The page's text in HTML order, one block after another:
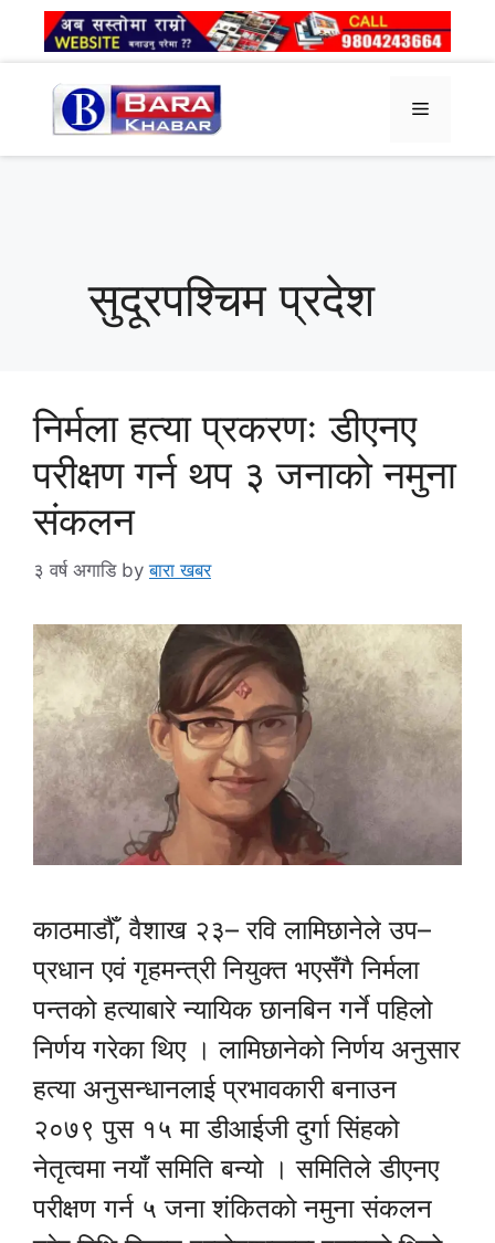
Menu
सुदूरपश्चिम प्रदेश
निर्मला हत्या प्रकरणः डीएनए
परीक्षण गर्न थप ३ जनाको नमुना
संकलन
३ वर्ष अगाडि byबारा खबर
काठमाडौँ, वैशाख २३– रवि लामिछानेले उप–
प्रधान एवं गृहमन्त्री नियुक्त भएसँगै निर्मला
पन्तको हत्याबारे न्यायिक छानबिन गर्ने पहिलो
निर्णय गरेका थिए । लामिछानेको निर्णय अनुसार
हत्या अनुसन्धानलाई प्रभावकारी बनाउन
२०७९ पुस १५ मा डीआईजी दुर्गा सिंहको
नेतृत्वमा नयाँ समिति बन्यो । समितिले डीएनए
परीक्षण गर्न ५ जना शंकितको नमुना संकलन